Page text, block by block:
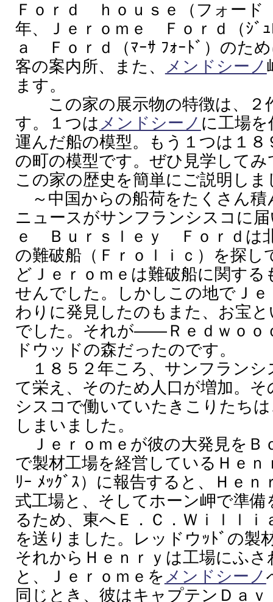
Ｆｏｒｄ ｈｏｕｓｅ（フォー
年、Ｊｅｒｏｍｅ Ｆｏｒｄ（ｼﾞｭ
ａ Ｆｏｒｄ（ﾏｰｻ ﾌｫｰﾄﾞ）のた
客の案内所、また、
メンドシーノ
ます。
この家の展示物の特徴は、２
す。１つは メンドシーノ に工場
運んだ船の模型。もう１つは１８
の町の模型です。ぜひ見学して
この家の歴史を簡単にご説明しま
～中国からの船荷をたくさん積
ニュースがサンフランシスコに
ｅ Ｂｕｒｓｌｅｙ Ｆｏｒｄは
の難破船（Ｆｒｏｌｉｃ）を探
どＪｅｒｏｍｅは難破船に関す
せんでした。しかしこの地でＪ
わりに発見したのもまた、お宝
でした。それが――Ｒｅｄｗｏ
ドウッドの森だったのです。
１８５２年ころ、サンフランシ
て栄え、そのため人口が増加。
シスコで働いていたきこりたち
しまいました。
Ｊｅｒｏｍｅが彼の大発見をＢ
で製材工場を経営しているＨｅ
ﾘｰ ﾒｯｸﾞｽ）に報告すると、Ｈｅ
式工場と、そしてホーン岬で準
るため、東へＥ．Ｃ．Ｗｉｌｌｉ
を送りました。レッドウｯﾄﾞの製
それからＨｅｎｒｙは工場にふ
と、Ｊｅｒｏｍｅを メンドシーノ
同じとき、彼はキャプテンＤａ